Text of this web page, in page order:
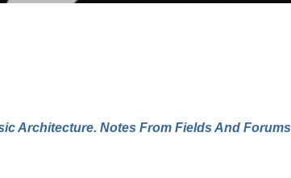
Architecture. Notes From Fields And Forums